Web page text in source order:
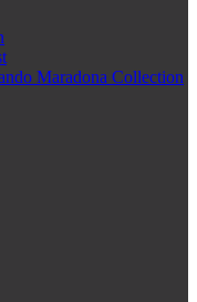
Maradona Collection